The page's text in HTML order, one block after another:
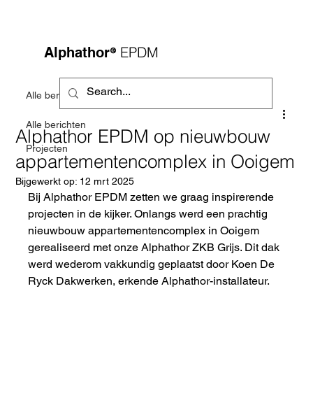
Alphathor® EPDM
Alle berichten
Projecten
Alle berichten
Alphathor EPDM op nieuwbouw
appartementencomplex in Ooigem
Bijgewerkt op: 12 mrt 2025
Bij Alphathor EPDM zetten we graag inspirerende
projecten in de kijker. Onlangs werd een prachtig
nieuwbouw appartementencomplex in Ooigem
gerealiseerd met onze Alphathor ZKB Grijs. Dit dak
werd wederom vakkundig geplaatst door Koen De
Ryck Dakwerken, erkende Alphathor-installateur.